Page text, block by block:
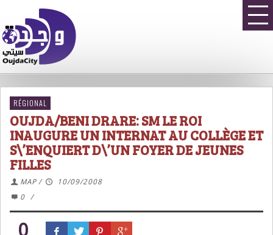
RÉGIONAL
OUJDA/BENI DRARE: SM LE ROI
INAUGURE UN INTERNAT AU COLLÈGE ET
S\’ENQUIERT D\’UN FOYER DE JEUNES
FILLES
MAP /
10/09/2008
0
/
0